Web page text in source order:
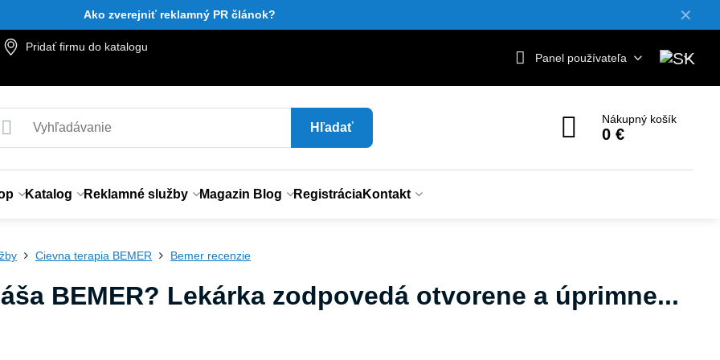
✕
Ako zverejniť reklamný PR článok?
Pridať firmu do katalogu
Panel používateľa
Hľadať
Nákupný košík
0 €
Katalog Reklamné služby Magazin Blog RegistráciaKontakt
Cievna terapia BEMER Bemer recenzie
BEMER? Lekárka zodpovedá otvorene a úprimne...